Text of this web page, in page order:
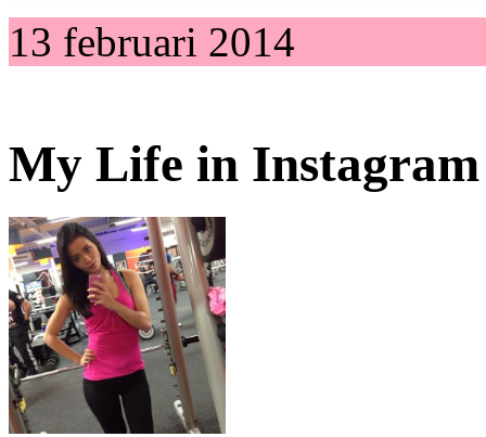
13 februari 2014
My Life in Instagram